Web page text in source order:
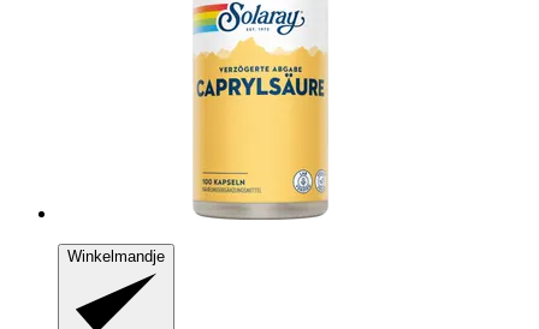
Winkelmandje